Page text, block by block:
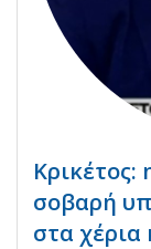
Κρικέτος:
σοβαρή
στα